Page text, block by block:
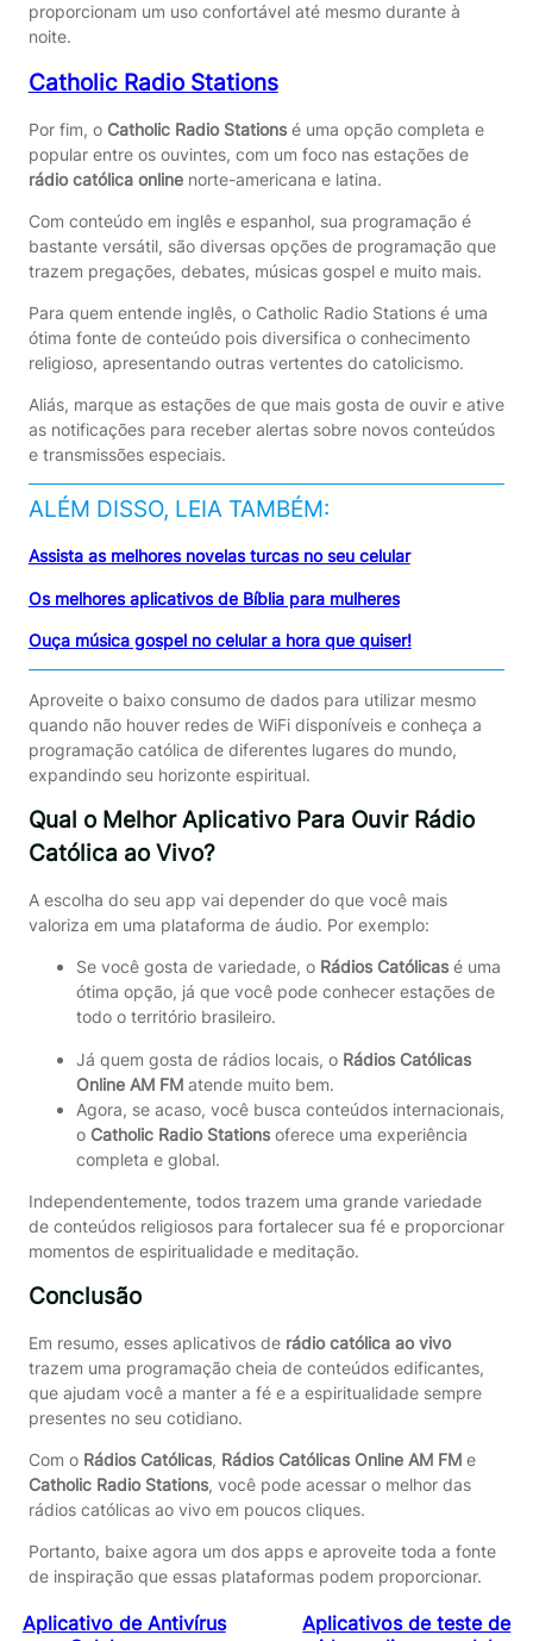
proporcionam um uso confortável até mesmo durante à
noite.
Catholic Radio Stations
Por fim, o Catholic Radio Stationsé uma opção completa e
popular entre os ouvintes, com um foco nas estações de
rádio católica onlinenorte-americana e latina.
Com conteúdo em inglês e espanhol, sua programação é
bastante versátil, são diversas opções de programação que
trazem pregações, debates, músicas gospel e muito mais.
Para quem entende inglês, o Catholic Radio Stations é uma
ótima fonte de conteúdo pois diversifica o conhecimento
religioso, apresentando outras vertentes do catolicismo.
Aliás, marque as estações de que mais gosta de ouvir e ative
as notificações para receber alertas sobre novos conteúdos
e transmissões especiais.
ALÉM DISSO, LEIA TAMBÉM:
Assista as melhores novelas turcas no seu celular
Os melhores aplicativos de Bíblia para mulheres
Ouça música gospel no celular a hora que quiser!
Aproveite o baixo consumo de dados para utilizar mesmo
quando não houver redes de WiFi disponíveis e conheça a
programação católica de diferentes lugares do mundo,
expandindo seu horizonte espiritual.
Qual o Melhor Aplicativo Para Ouvir Rádio
Católica ao Vivo?
A escolha do seu app vai depender do que você mais
valoriza em uma plataforma de áudio. Por exemplo:
Se você gosta de variedade, o Rádios Católicasé uma
ótima opção, já que você pode conhecer estações de
todo o território brasileiro.
Já quem gosta de rádios locais, o Rádios Católicas
Online AM FMatende muito bem.
Agora, se acaso, você busca conteúdos internacionais,
o Catholic Radio Stationsoferece uma experiência
completa e global.
Independentemente, todos trazem uma grande variedade
de conteúdos religiosos para fortalecer sua fé e proporcionar
momentos de espiritualidade e meditação.
Conclusão
Em resumo, esses aplicativos de rádio católica ao vivo
trazem uma programação cheia de conteúdos edificantes,
que ajudam você a manter a fé e a espiritualidade sempre
presentes no seu cotidiano.
Com o Rádios Católicas, Rádios Católicas Online AM FMe
Catholic Radio Stations, você pode acessar o melhor das
rádios católicas ao vivo em poucos cliques.
Portanto, baixe agora um dos apps e aproveite toda a fonte
de inspiração que essas plataformas podem proporcionar.
Aplicativo de Antivírus
Aplicativos de teste de